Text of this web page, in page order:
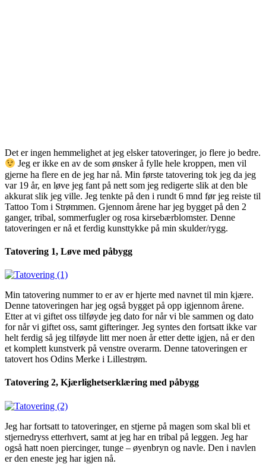
Det er ingen hemmelighet at jeg elsker tatoveringer, jo flere jo bedre.
Jeg er ikke en av de som ønsker å fylle hele kroppen, men vil
gjerne ha flere en de jeg har nå. Min første tatovering tok jeg da jeg
var 19 år, en løve jeg fant på nett som jeg redigerte slik at den ble
akkurat slik jeg ville. Jeg tenkte på den i rundt 6 mnd før jeg reiste til
Tattoo Tom i Strømmen. Gjennom årene har jeg bygget på den 2
ganger, tribal, sommerfugler og rosa kirsebærblomster. Denne
tatoveringen er nå et ferdig kunsttykke på min skulder/rygg.
Tatovering 1, Løve med påbygg
Min tatovering nummer to er av er hjerte med navnet til min kjære.
Denne tatoveringen har jeg også bygget på opp igjennom årene.
Etter at vi giftet oss tilføyde jeg dato for når vi ble sammen og dato
for når vi giftet oss, samt gifteringer. Jeg syntes den fortsatt ikke var
helt ferdig så jeg tilføyde litt mer noen år etter dette igjen, nå er den
et komplett kunstverk på venstre overarm. Denne tatoveringen er
tatovert hos Odins Merke i Lillestrøm.
Tatovering 2, Kjærlighetserklæring med påbygg
Jeg har fortsatt to tatoveringer, en stjerne på magen som skal bli et
stjernedryss etterhvert, samt at jeg har en tribal på leggen. Jeg har
også hatt noen piercinger, tunge – øyenbryn og navle. Den i navlen
er den eneste jeg har igjen nå.